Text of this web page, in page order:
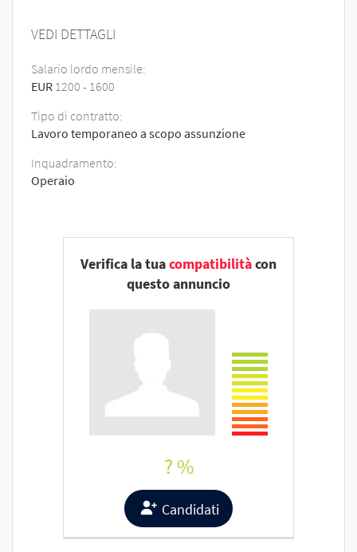
VEDI DETTAGLI
Salario lordo mensile:
EUR 1200 - 1600
Tipo di contratto:
Lavoro temporaneo a scopo assunzione
Inquadramento:
Operaio
Verifica la tuacompatibilitàcon
questo annuncio
? %
Candidati